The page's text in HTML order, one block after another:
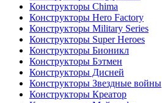
Конструкторы Chima
Конструкторы Hero Factory
Конструкторы Military Series
Конструкторы Super Heroes
Конструкторы Бионикл
Конструкторы Бэтмен
Конструкторы Дисней
Конструкторы Звездные войны
Конструкторы Креатор